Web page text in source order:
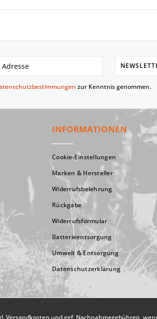
zur Kenntnis genommen.
INFORMATIONEN
Cookie-Einstellungen
Marken & Hersteller
Widerrufsbelehrung
Rückgabe
Widerrufsformular
Batterieentsorgung
Umwelt & Entsorgung
Datenschutzerklärung
Versandkosten und ggf. Nachnahmegebühren,